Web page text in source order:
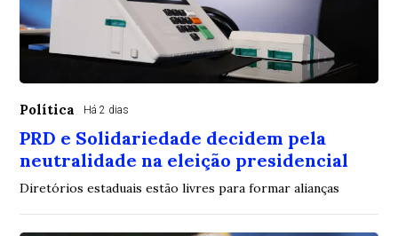
Política Há 2 dias
PRD e Solidariedade decidem pela
neutralidade na eleição presidencial
Diretórios estaduais estão livres para formar alianças